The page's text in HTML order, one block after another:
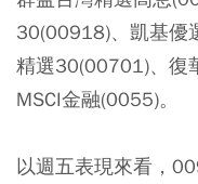
30(00918)、凱基優
精選30(00701)、復
MSCI金融(0055)。
以週五表現來看，